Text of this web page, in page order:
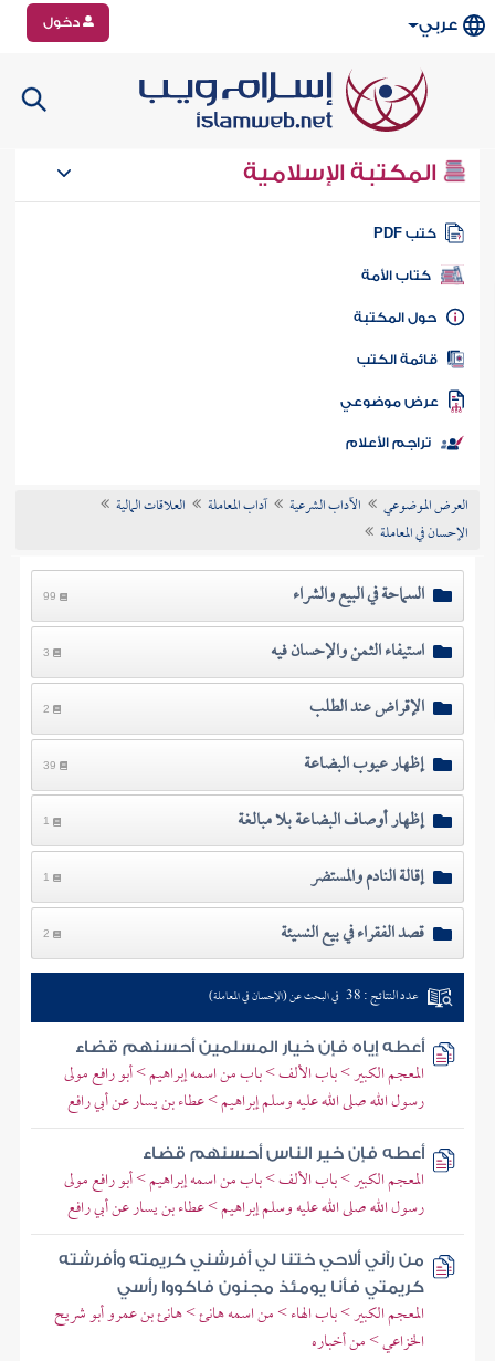
عربي دخول
المكتبة الإسلامية
كتب PDF
كتاب الأمة
المكتبة
الكتب
موضوعي
تراجم الأعلام
العرض الموضوعي الآداب الشرعية آداب المعاملة
العلاقات المالية
الإحسان في المعاملة
السماحة في البيع والشراء 99
استيفاء الثمن والإحسان فيه 3
الإقراض عند الطلب 2
إظهار عيوب البضاعة 39
إظهار أوصاف البضاعة بلا مبالغة 1
إقالة النادم والمستضر 1
قصد الفقراء في بيع النسيئة 2
عدد النتائج : 38 في البحث عن (الإحسان في المعاملة)
أعطه إياه فإن خيار المسلمين أحسنهم قضاء
المعجم الكبير > باب الألف > باب من اسمه إبراهيم > أبو رافع مولى
رسول الله صلى الله عليه وسلم إبراهيم > عطاء بن يسار عن أبي رافع
أعطه فإن خير الناس أحسنهم قضاء
المعجم الكبير > باب الألف > باب من اسمه إبراهيم > أبو رافع مولى
رسول الله صلى الله عليه وسلم إبراهيم > عطاء بن يسار عن أبي رافع
من رآني ألاحي ختنا لي أفرشني كريمته وأفرشته
كريمتي فأنا يومئذ مجنون فاكووا رأسي
المعجم الكبير > باب الهاء > من اسمه هانئ > هانئ بن عمرو أبو شريح
الخزاعي > من أخباره